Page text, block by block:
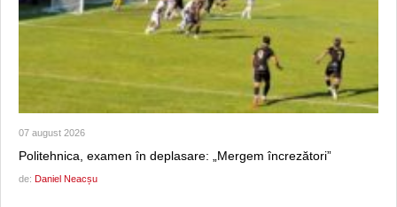
07 august 2026
Politehnica, examen în deplasare: „Mergem încrezători”
de: Daniel Neacșu